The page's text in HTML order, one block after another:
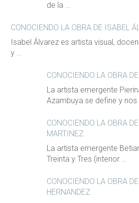
de la …
CONOCIENDO LA OBRA DE ISABEL
Isabel Álvarez es artista visual,
y …
CONOCIENDO LA OBRA
La artista emergente
Azambuya se define y nos
CONOCIENDO LA OBRA
MARTINEZ
La artista emergente
Treinta y Tres (interior …
CONOCIENDO LA OBRA
HERNANDEZ